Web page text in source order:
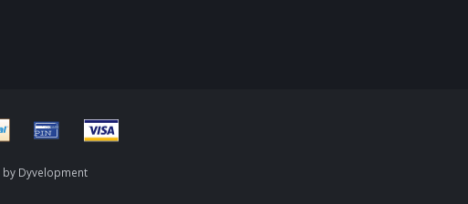
by Dyvelopment